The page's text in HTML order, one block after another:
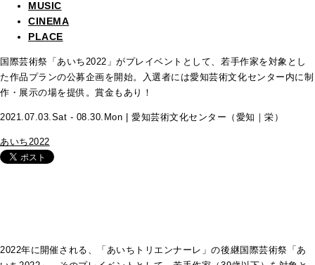
MUSIC
CINEMA
PLACE
国際芸術祭「あいち2022」がプレイベントとして、若手作家を対象とし
た作品プランの公募企画を開始。入選者には愛知芸術文化センター内に制
作・展示の場を提供。賞金もあり！
2021.07.03.Sat - 08.30.Mon | 愛知芸術文化センター（愛知｜栄）
あいち2022
2022年に開催される、「あいちトリエンナーレ」の後継国際芸術祭「あ